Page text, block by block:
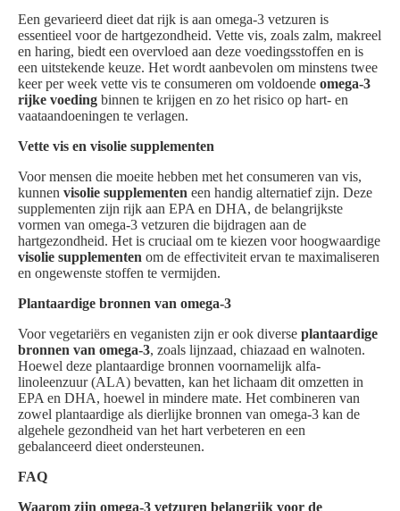
Een gevarieerd dieet dat rijk is aan omega-3 vetzuren is
essentieel voor de hartgezondheid. Vette vis, zoals zalm, makreel
en haring, biedt een overvloed aan deze voedingsstoffen en is
een uitstekende keuze. Het wordt aanbevolen om minstens twee
keer per week vette vis te consumeren om voldoende omega-3
rijke voeding binnen te krijgen en zo het risico op hart- en
vaataandoeningen te verlagen.
Vette vis en visolie supplementen
Voor mensen die moeite hebben met het consumeren van vis,
kunnen visolie supplementen een handig alternatief zijn. Deze
supplementen zijn rijk aan EPA en DHA, de belangrijkste
vormen van omega-3 vetzuren die bijdragen aan de
hartgezondheid. Het is cruciaal om te kiezen voor hoogwaardige
visolie supplementen om de effectiviteit ervan te maximaliseren
en ongewenste stoffen te vermijden.
Plantaardige bronnen van omega-3
Voor vegetariërs en veganisten zijn er ook diverse plantaardige
bronnen van omega-3, zoals lijnzaad, chiazaad en walnoten.
Hoewel deze plantaardige bronnen voornamelijk alfa-
linoleenzuur (ALA) bevatten, kan het lichaam dit omzetten in
EPA en DHA, hoewel in mindere mate. Het combineren van
zowel plantaardige als dierlijke bronnen van omega-3 kan de
algehele gezondheid van het hart verbeteren en een
gebalanceerd dieet ondersteunen.
FAQ
Waarom zijn omega-3 vetzuren belangrijk voor de